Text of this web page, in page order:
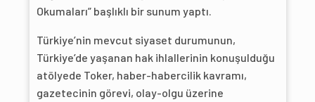
Okumaları” başlıklı bir sunum yaptı.
Türkiye’nin mevcut siyaset durumunun,
Türkiye’de yaşanan hak ihlallerinin konuşulduğu
atölyede Toker, haber-habercilik kavramı,
gazetecinin görevi, olay-olgu üzerine